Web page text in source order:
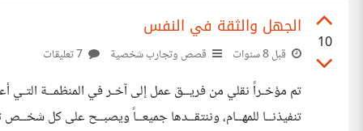
10
الجهل والثقة في النفس
قبل 8 سنوات قصص وتجارب شخصية
تم مؤخـراً نقلي من فريــق عمل إلى آخـر في المنظمــة التـي
تنفيذنــا للمهــام، وننتقــدها جميعــاً ويصبــح على كل